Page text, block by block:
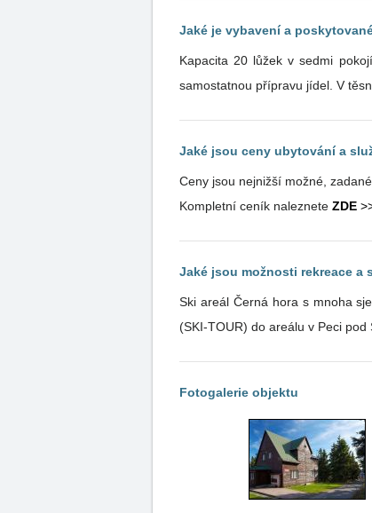
Jaké je vybavení a
Kapacita 20 lůžek v sedmi
samostatnou přípravu jídel. V
Jaké jsou ceny ubytování a
Ceny jsou nejnižší možné,
Kompletní ceník naleznete ZDE
Jaké jsou možnosti rekreace a
Ski areál Černá hora s mnoha
Fotogalerie objektu